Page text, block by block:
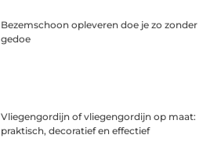
Bezemschoon opleveren doe je zo zonder
gedoe
Vliegengordijn of vliegengordijn op maat:
praktisch, decoratief en effectief